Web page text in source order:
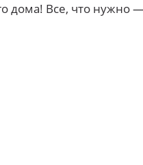
дома! Все, что нужно